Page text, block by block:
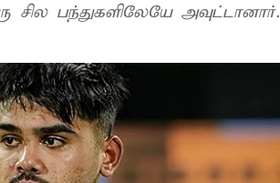
சில பந்துகளிலேயே அவுட்டானார்.